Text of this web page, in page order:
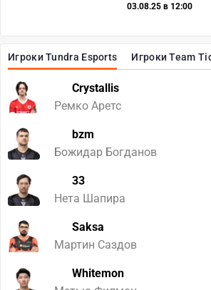
Игроки Tundra Esports Игроки Team
Crystallis
Ремко Аретс
bzm
Божидар Богданов
33
Нета Шапира
Saksa
Мартин Саздов
Whitemon
03.08.25 в 12:00